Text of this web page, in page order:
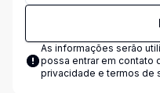
As informações serão
possa entrar em contato
privacidade e termos de